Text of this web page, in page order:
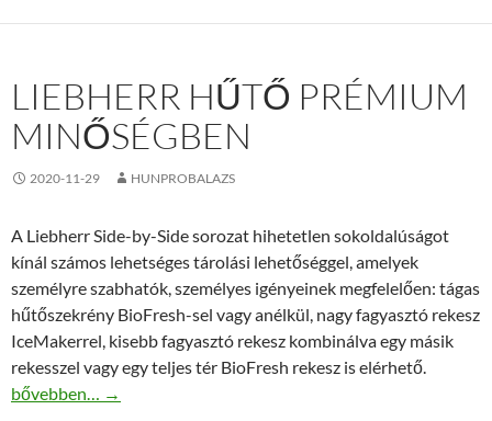
LIEBHERR HŰTŐ PRÉMIUM
MINŐSÉGBEN
2020-11-29 HUNPROBALAZS
A Liebherr Side-by-Side sorozat hihetetlen sokoldalúságot
kínál számos lehetséges tárolási lehetőséggel, amelyek
személyre szabhatók, személyes igényeinek megfelelően: tágas
hűtőszekrény BioFresh-sel vagy anélkül, nagy fagyasztó rekesz
IceMakerrel, kisebb fagyasztó rekesz kombinálva egy másik
rekesszel vagy egy teljes tér BioFresh rekesz is elérhető.
Liebherr hűtő prémium minőségben
bővebben… →